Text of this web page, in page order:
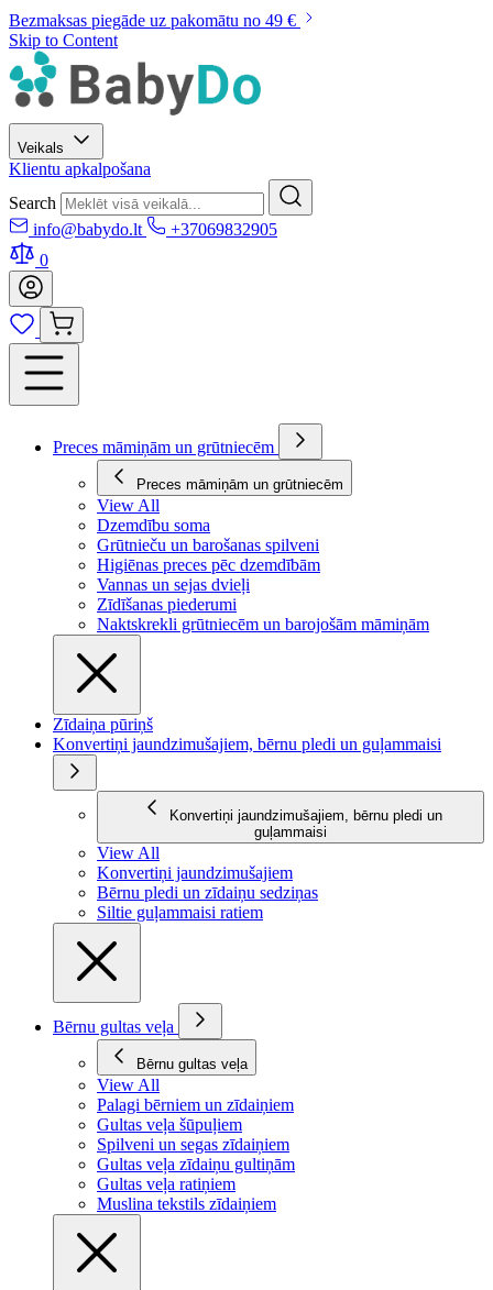
Bezmaksas piegāde uz pakomātu no 49 €
Skip to Content
Veikals
Klientu apkalpošana
Search
info@babydo.lt
+37069832905
0
Preces māmiņām un grūtniecēm
Preces māmiņām un grūtniecēm
View All
Dzemdību soma
Grūtnieču un barošanas spilveni
Higiēnas preces pēc dzemdībām
Vannas un sejas dvieļi
Zīdīšanas piederumi
Naktskrekli grūtniecēm un barojošām māmiņām
Zīdaiņa pūriņš
Konvertiņi jaundzimušajiem, bērnu pledi un guļammaisi
Konvertiņi jaundzimušajiem, bērnu pledi un
guļammaisi
View All
Konvertiņi jaundzimušajiem
Bērnu pledi un zīdaiņu sedziņas
Siltie guļammaisi ratiem
Bērnu gultas veļa
Bērnu gultas veļa
View All
Palagi bērniem un zīdaiņiem
Gultas veļa šūpuļiem
Spilveni un segas zīdaiņiem
Gultas veļa zīdaiņu gultiņām
Gultas veļa ratiņiem
Muslina tekstils zīdaiņiem